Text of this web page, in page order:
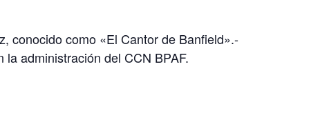
conocido como «El Cantor de Banfield».-
administración del CCN BPAF.